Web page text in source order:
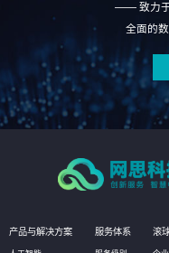
—— 致力于
全面的
产品与解决方案 服务体系 滚